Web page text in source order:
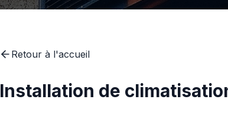
Retour à l'accueil
Installation de